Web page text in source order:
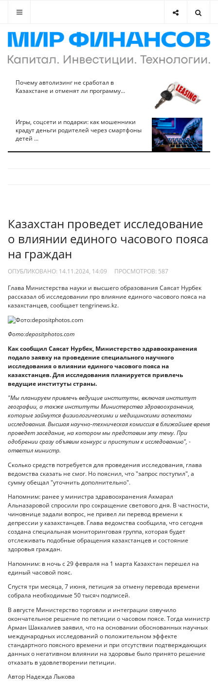
Почему автолизинг не сработал в
Казахстане и отменят ли программу...
Игры, соцсети и подарки: как мошенники
крадут деньги родителей через смартфоны
детей ...
Казахстан проведет исследование
о влиянии единого часового пояса
на граждан
ОПУБЛИКОВАНО: 14.11.2024, 14:09 ПРОСМОТРОВ: 587
Глава Министерства науки и высшего образования Саясат Нурбек
рассказал об исследовании про влияние единого часового пояса на
казахстанцев, сообщает tengrinews.kz.
Фото:depositphotos.com
Как сообщил Саясат Нурбек, Министерство здравоохранения
подало заявку на проведение специального научного
исследования о влиянии единого часового пояса на
казахстанцев. Для исследования планируется привлечь
ведущие институты страны.
"Мы планируем привлечь ведущие институты, включая институт
географии, а также институты Министерства здравоохранения,
которые займутся физиологическими и медицинскими аспектами
исследования. Высшая научно-техническая комиссия в ближайшее время
проведет заседание, на котором мы представим эту тему. При
одобрении сразу объявим конкурс и приступим к исследованию", -
ответил министр.
Сколько средств потребуется для проведения исследования, глава
ведомства сказать не смог. Но пояснил, что "запрос поступил", а
сумму обещал "уточнить дополнительно".
Напомним: ранее у министра здравоохранения Акмарал
Альназаровой спросили про сокращение светового дня. В частности,
чиновнице задали вопрос, не привел ли перевод времени к
депрессии у казахстанцев. Глава ведомства сообщила, что сегодня
создана специальная мониторинговая группа, которая будет
отслеживать подобные обращения казахстанцев и состояние
здоровья граждан.
Напомним: в ночь с 29 февраля на 1 марта Казахстан перешел на
единый часовой пояс.
Спустя три месяца, 7 июня, петиция за отмену перевода времени
собрала необходимые 50 тысяч подписей.
В августе Министерство торговли и интеграции озвучило
окончательное решение по петиции о часовом поясе. Тогда министр
Арман Шаккалиев заявил, что на основании обоснованных научных
международных исследований о положительном эффекте
стандартного поясного времени и при отсутствии подтверждающих
данных о негативном влиянии на здоровье было принято решение
отказать в удовлетворении петиции.
Автор Надежда Лыкова